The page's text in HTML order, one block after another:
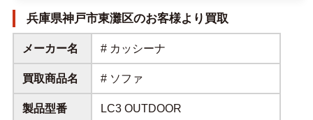
兵庫県神戸市東灘区のお客様より買取
メーカー名 # カッシーナ
買取商品名 # ソファ
製品型番 LC3 OUTDOOR